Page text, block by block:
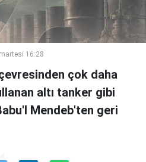
16:28
çok daha
altı tanker gibi
Mendeb'ten geri